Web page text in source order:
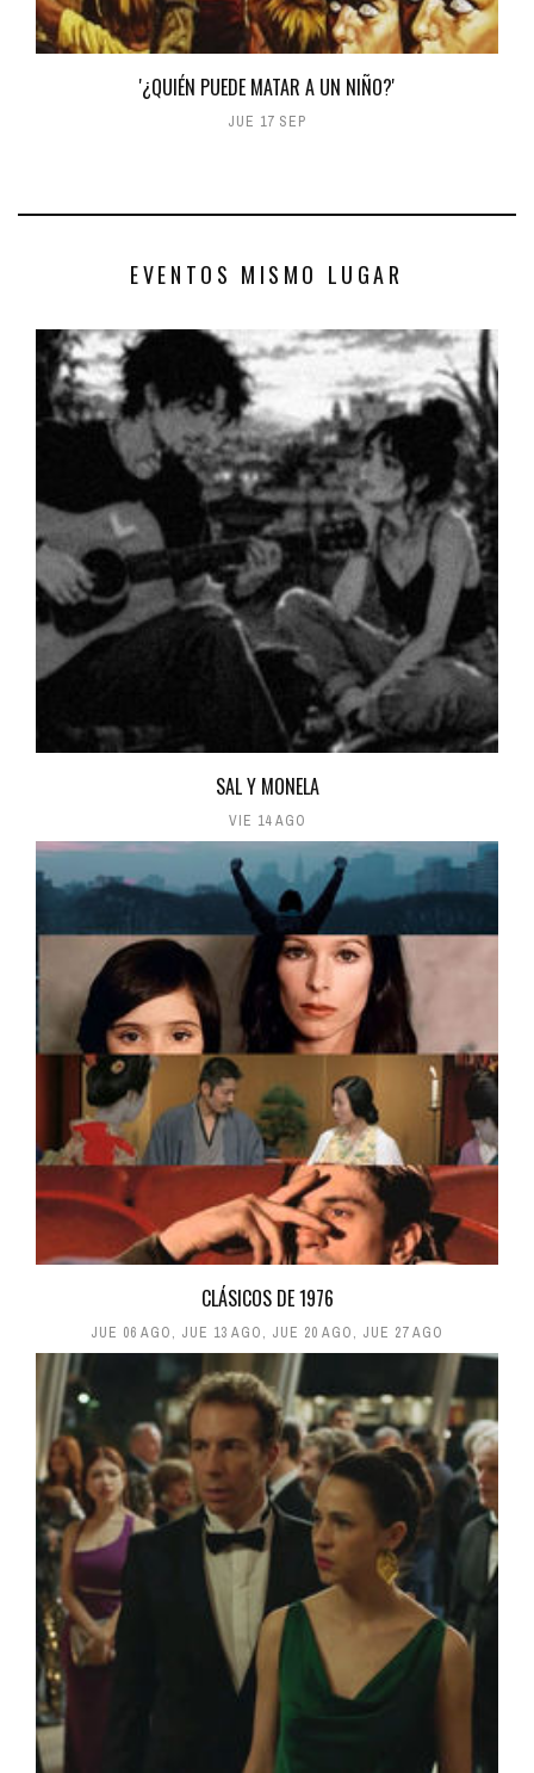
'¿QUIÉN PUEDE MATAR A UN NIÑO?'
JUE 17 SEP
EVENTOS MISMO LUGAR
SAL Y MONELA
VIE 14 AGO
CLÁSICOS DE 1976
JUE 06 AGO, JUE 13 AGO, JUE 20 AGO, JUE 27 AGO